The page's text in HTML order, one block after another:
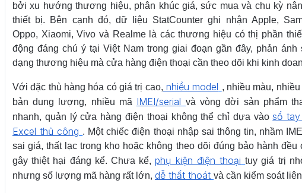
bởi xu hướng thương hiệu, phân khúc giá, sức mua và chu kỳ
thiết bị. Bên cạnh đó, dữ liệu StatCounter ghi nhận Apple,
Oppo, Xiaomi, Vivo và Realme là các thương hiệu có thị phần
động đáng chú ý tại Việt Nam trong giai đoạn gần đây, phản ánh
dạng thương hiệu mà cửa hàng điện thoại cần theo dõi khi kinh
Với đặc thù hàng hóa có giá trị cao, nhiều model , nhiều màu,
bản dung lượng, nhiều mã IMEI/serial và vòng đời sản phẩm
nhanh, quản lý cửa hàng điện thoại không thể chỉ dựa vàosổ
Excel thủ công . Một chiếc điện thoại nhập sai thông tin, nhầm
sai giá, thất lạc trong kho hoặc không theo dõi đúng bảo hành đều
gây thiệt hại đáng kể. Chưa kể,phụ kiện điện thoại tuy giá trị
nhưng số lượng mã hàng rất lớn, dễ thất thoát và cần kiểm soát